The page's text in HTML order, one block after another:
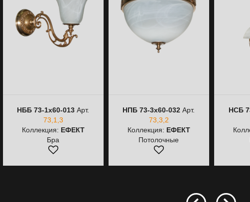
НББ 73-1х60-013 Арт.
73,1,3
Коллекция: ЕФЕКТ
Бра
НПБ 73-3х60-032 Арт.
73,3,2
Коллекция: ЕФЕКТ
Потолочные
НСБ